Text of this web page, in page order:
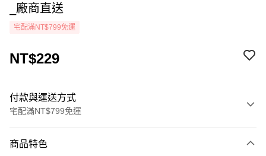
_廠商直送
宅配滿NT$799免運
NT$229
付款與運送方式
宅配滿NT$799免運
icash Pay
商品特色